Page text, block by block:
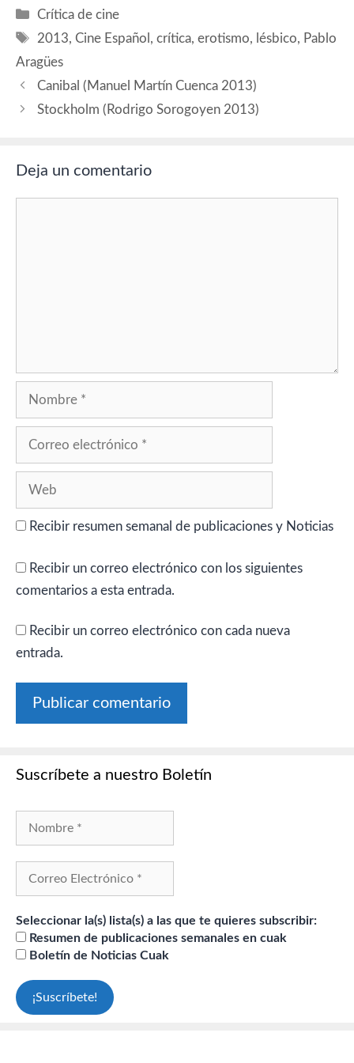
Puig (Hernández). Guion:
Patricio Vega; basado en la
Paszkowski. Producción:
Diego Dubcovsky y Gerardo
Categorías
Crítica de cine
Etiquetas
2013,Cine Español ,crítica,erotismo, lésbico, Pablo
Aragües
Canibal (Manuel Martín Cuenca 2013)
Stockholm (Rodrigo Sorogoyen 2013)
Deja un comentario
Recibir resumen semanal de publicaciones y Noticias
Recibir un correo electrónico con los siguientes
comentarios a esta entrada.
Recibir un correo electrónico con cada nueva
entrada.
Suscríbete a nuestro Boletín
Seleccionar la(s) lista(s) a las que te quieres subscribir:
Resumen de publicaciones semanales en cuak
Boletín de Noticias Cuak